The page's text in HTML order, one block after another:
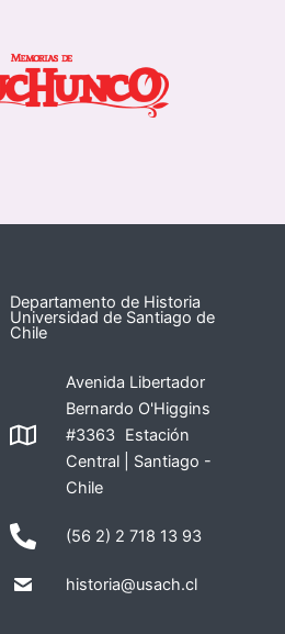
Departamento de Historia
Universidad de Santiago de
Chile
Avenida Libertador
Bernardo O'Higgins
#3363 Estación
Central | Santiago -
Chile
(56 2) 2 718 13 93
historia@usach.cl